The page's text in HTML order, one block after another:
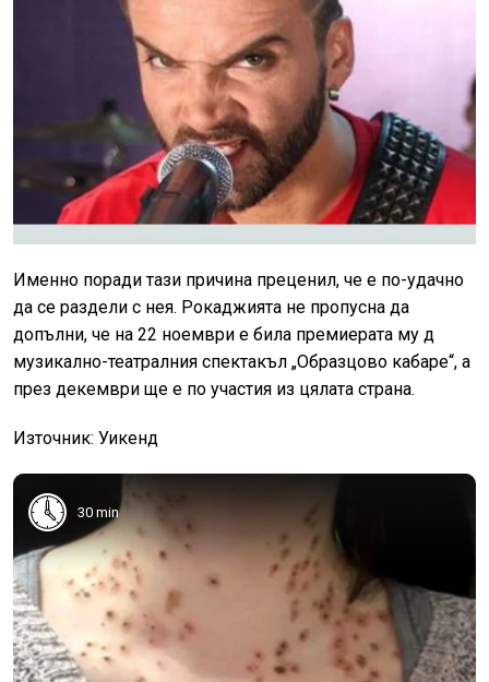
Именно поради тази причина преценил, че е по-удачно
да се раздели с нея. Рокаджията не пропусна да
допълни, че на 22 ноември е била премиерата му д
музикално-театралния спектакъл „Образцово кабаре“, а
през декември ще е по участия из цялата страна.
Източник: Уикенд
30 min